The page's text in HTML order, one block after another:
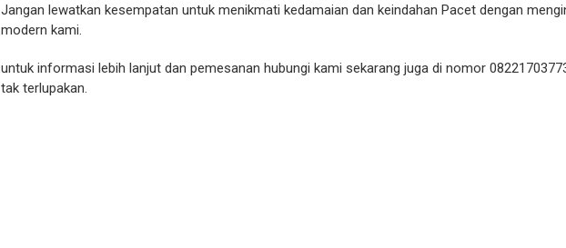
Jangan lewatkan kesempatan untuk menikmati kedamaian dan keindahan Pacet dengan
modern kami.
untuk informasi lebih lanjut dan pemesanan hubungi kami sekarang juga di nomor
tak terlupakan.